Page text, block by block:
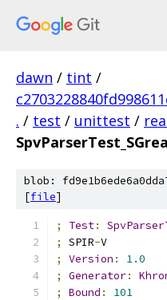
dawn / tint /
. / test / unittest /
blob:
[file]
; Test:
;
SPIR-V
;
Version :
1.0
;
Generator:
;
Bound :
101